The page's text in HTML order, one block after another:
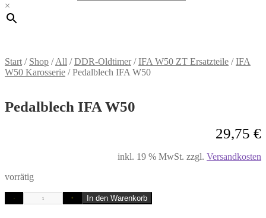
×
Start / Shop /All /DDR-Oldtimer/IFA W50 ZT Ersatzteile /IFA
W50 Karosserie /Pedalblech IFA W50
Pedalblech IFA W50
29,75 €
inkl. 19 % MwSt. zzgl. Versandkosten
vorrätig
- + In den Warenkorb